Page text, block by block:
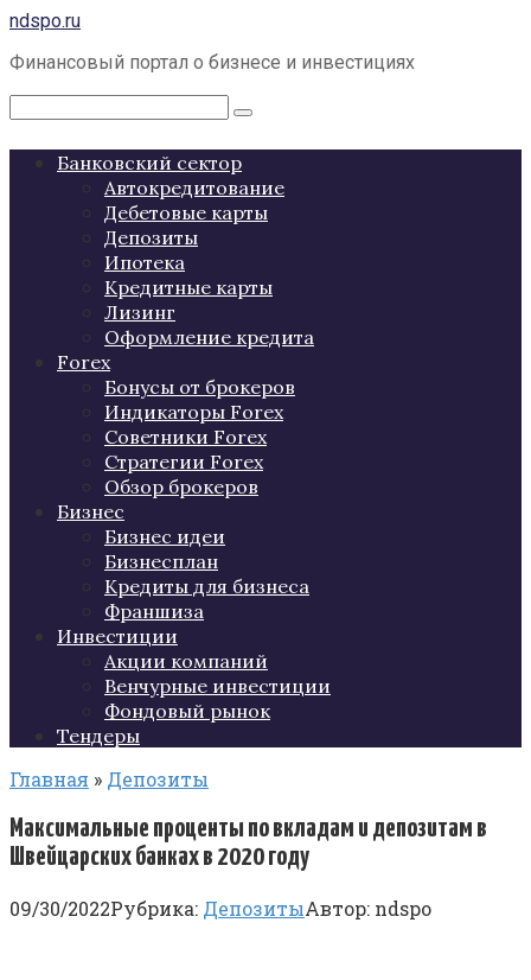
Перейти
контенту
ndspo.ru
Финансовый портал о бизнесе и инвестициях
Поиск:
Банковский сектор
Автокредитование
Дебетовые карты
Депозиты
Ипотека
Кредитные карты
Лизинг
Оформление кредита
Forex
Бонусы от брокеров
Индикаторы Forex
Советники Forex
Стратегии Forex
Обзор брокеров
Бизнес
Бизнес идеи
Бизнесплан
Кредиты для бизнеса
Франшиза
Инвестиции
Акции компаний
Венчурные инвестиции
Фондовый рынок
Тендеры
Главная » Депозиты
Максимальные проценты по вкладам и депозитам в
Швейцарских банках в 2020 году
09/30/2022Рубрика: ДепозитыАвтор: ndspo